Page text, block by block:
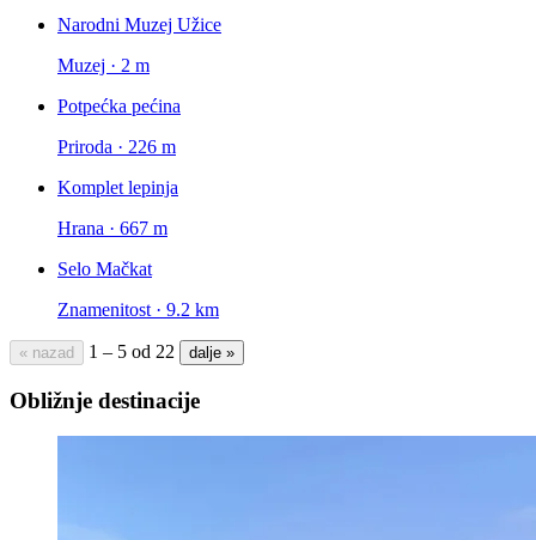
Narodni Muzej Užice
Muzej · 2 m
Potpećka pećina
Priroda · 226 m
Komplet lepinja
Hrana · 667 m
Selo Mačkat
Znamenitost · 9.2 km
« nazad 1 – 5 od 22 dalje »
Obližnje destinacije